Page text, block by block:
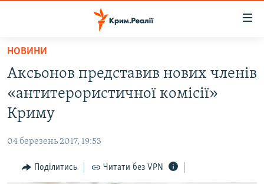
Перейти
основного
матеріалу
Перейти
до
основної
навігації
Перейти
ВІДЕО ТА ФОТО
БЛОГИ
ПОГЛЯД
НОВИНИ
Аксьонов представив нових членів
«антитерористичної комісії»
Криму
04 березень 2017, 19:53
Поділитись Читати без VPN